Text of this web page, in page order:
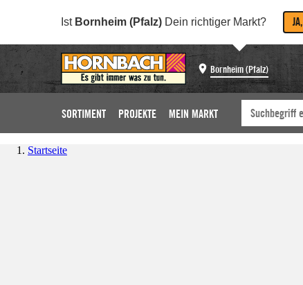
Ist Bornheim (Pfalz) Dein richtiger Markt?
Bornheim (Pfalz)
SORTIMENT PROJEKTE MEIN MARKT
Startseite